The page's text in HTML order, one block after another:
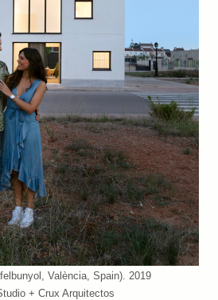
València, Spain). 2019
+ Crux Arquitectos